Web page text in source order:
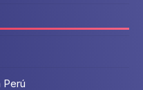
Perú